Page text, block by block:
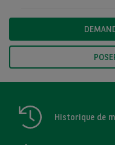
Historique de